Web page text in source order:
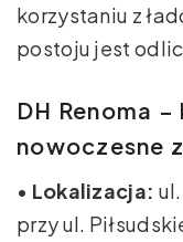
korzystaniu z
postoju jest
DH Renoma
nowoczesne
• Lokalizacja:
przy ul.